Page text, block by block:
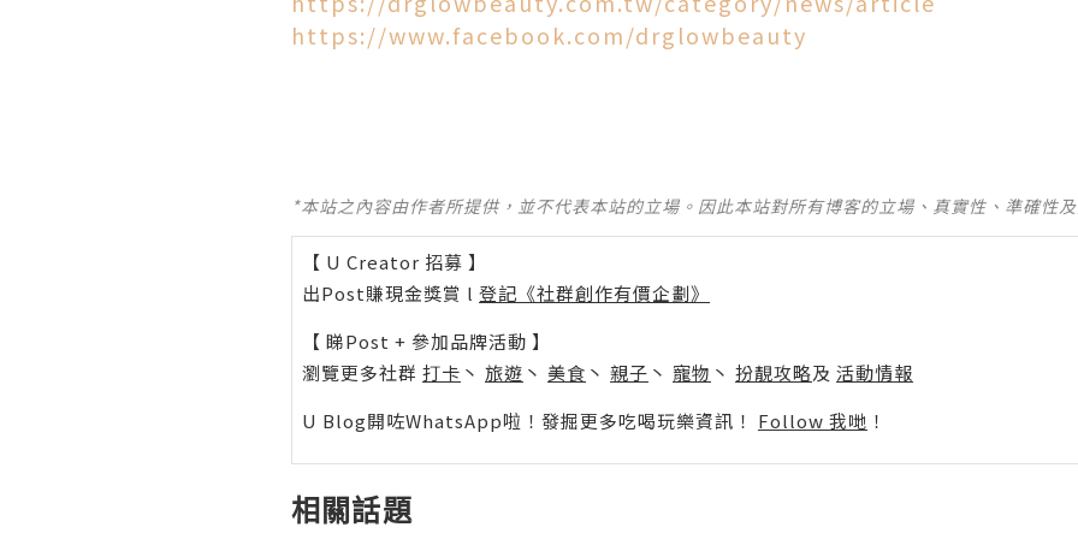
https://www.facebook.com/drglowbeauty
*本站之內容由作者所提供，並不代表本站的立場。因此本站對所有博客的立場、真實性、準確性
【 U Creator 招募 】
出Post賺現金獎賞 l 登記《社群創作有價企劃》
【 睇Post + 參加品牌活動 】
瀏覽更多社群 打卡 丶 旅遊 丶 美食 丶 親子 丶 寵物 丶 扮靚攻略及 活動情報
U Blog開咗WhatsApp啦！發掘更多吃喝玩樂資訊！ Follow 我哋 ！
相關話題